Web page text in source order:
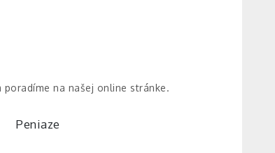
na našej online stránke.
Peniaze